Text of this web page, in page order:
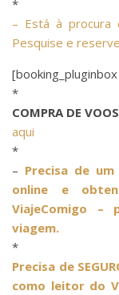
*
– Está à procura
Pesquise e
*
COMPRA DE
aqui
*
– Precisa de
online e
ViajeComigo –
viagem.
*
Precisa de
como leitor do